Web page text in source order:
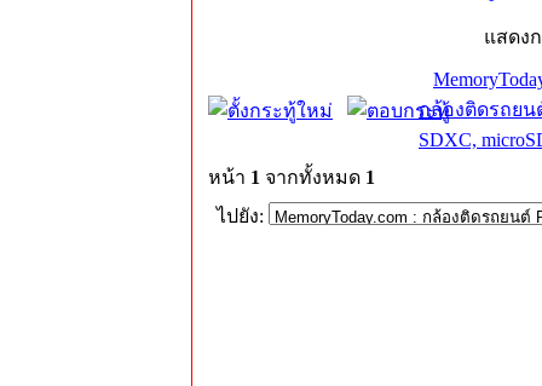
แสดง
กล้องติดรถยนต์
SDXC,
หน้า 1 จากทั้งหมด 1
ไปยัง: